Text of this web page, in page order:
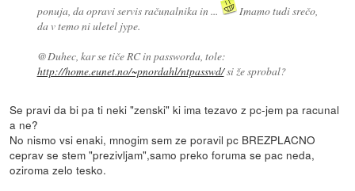
ponuja, da opravi servis računalnika in ...
Imamo tudi srečo,
da v temo ni uletel jype.
@Duhec, kar se tiče RC in passworda, tole:
http://home.eunet.no/~pnordahl/ntpasswd/si že sprobal?
Se pravi da bi pa ti neki "zenski" ki ima tezavo z pc-jem pa racunal
a ne?
No nismo vsi enaki, mnogim sem ze poravil pc BREZPLACNO
ceprav se stem "prezivljam",samo preko foruma se pac neda,
oziroma zelo tesko.